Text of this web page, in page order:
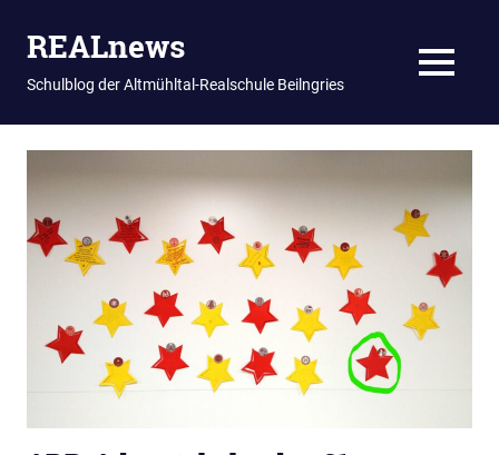
REALnews
Schulblog der Altmühltal-Realschule Beilngries MENU